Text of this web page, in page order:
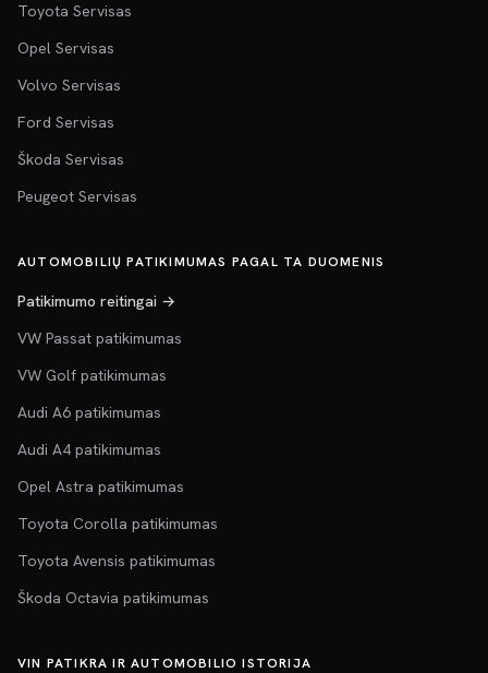
Toyota Servisas
Opel Servisas
Volvo Servisas
Ford Servisas
Škoda Servisas
Peugeot Servisas
AUTOMOBILIŲ PATIKIMUMAS PAGAL TA DUOMENIS
Patikimumo reitingai →
VW Passat patikimumas
VW Golf patikimumas
Audi A6 patikimumas
Audi A4 patikimumas
Opel Astra patikimumas
Toyota Corolla patikimumas
Toyota Avensis patikimumas
Škoda Octavia patikimumas
VIN PATIKRA IR AUTOMOBILIO ISTORIJA